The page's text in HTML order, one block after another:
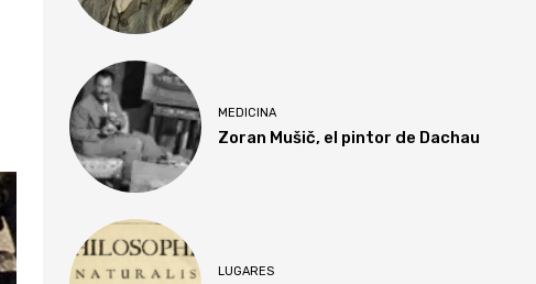
MEDICINA
Zoran Mušič, el pintor de Dachau
LUGARES